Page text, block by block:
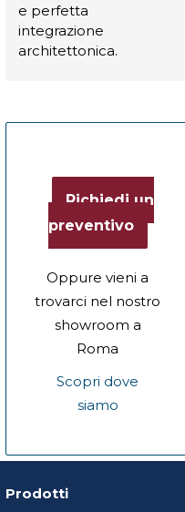
e perfetta
integrazione
architettonica.
Richiedi un
preventivo
Oppure vieni a
trovarci nel nostro
showroom a
Roma
Scopri dove
siamo
Prodotti